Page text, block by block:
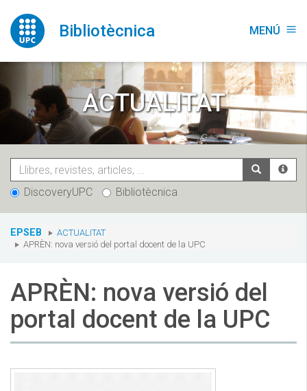
contingut
Bibliotècnica MENÚ menu
ACTUALITAT
DiscoveryUPC Bibliotècnica
You
are
EPSEB
ACTUALITAT
APRÈN: nova versió del portal docent de la UPC
APRÈN: nova versió del
portal docent de la UPC